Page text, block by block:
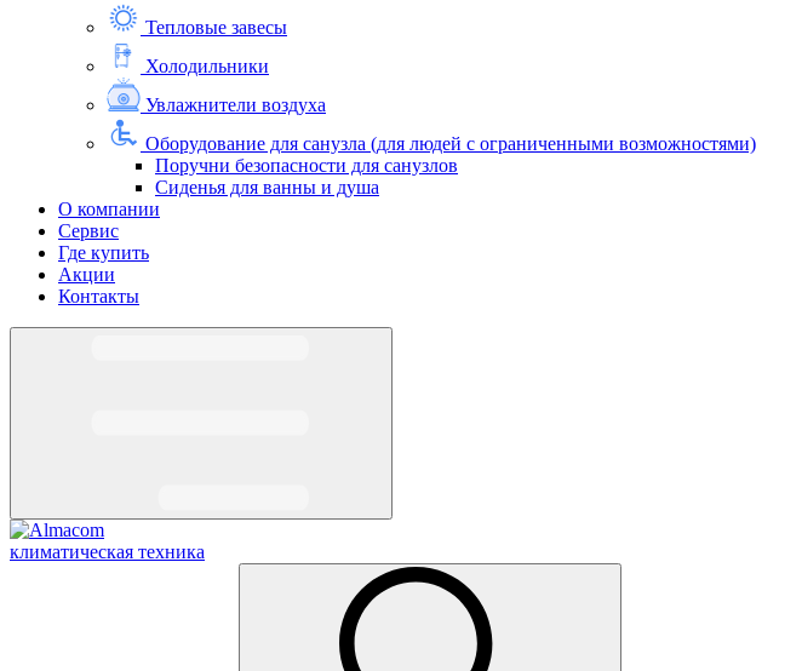
Тепловые завесы
Холодильники
Увлажнители воздуха
Оборудование для санузла (для людей с ограниченными возможностями)
Поручни безопасности для санузлов
Сиденья для ванны и душа
О компании
Сервис
Где купить
Акции
Контакты
климатическая техника